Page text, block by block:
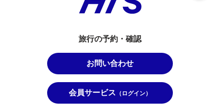
旅行の予約・確認
お問い合わせ
会員サービス （ログイン）